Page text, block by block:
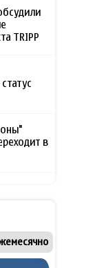
TRIPP
в